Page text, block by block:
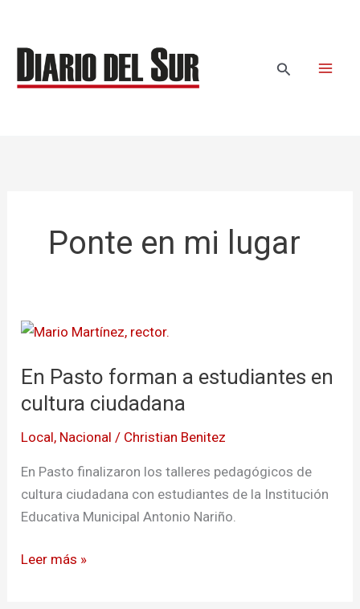
contenido
Buscar
Ponte en mi lugar
En Pasto forman a estudiantes en
cultura ciudadana
Local, Nacional / Christian Benitez
En Pasto finalizaron los talleres pedagógicos de
cultura ciudadana con estudiantes de la Institución
Educativa Municipal Antonio Nariño.
En
forman
a
en
cultura
ciudadana
Leer más »